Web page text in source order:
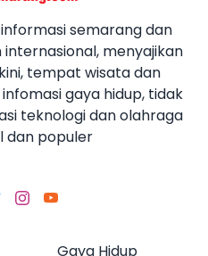
semarang dan
menyajikan
tempat wisata dan
gaya hidup, tidak
teknologi dan olahraga
dan populer
Gaya Hidup